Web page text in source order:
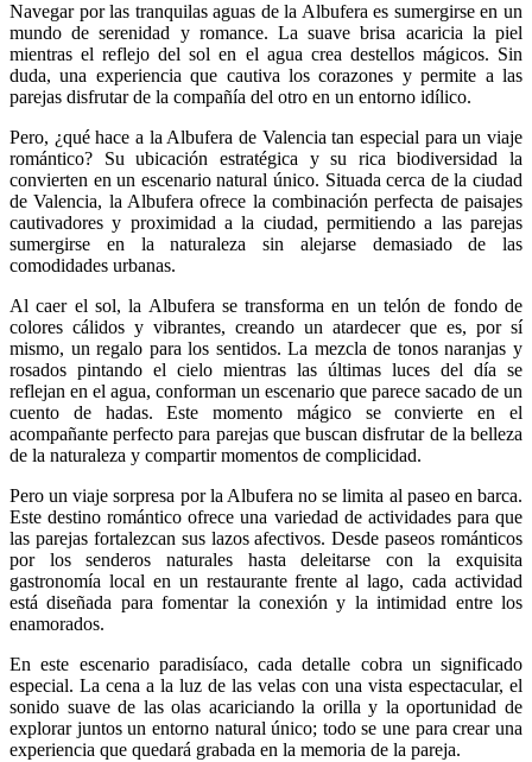
Navegar por las tranquilas aguas de la Albufera es sumergirse en un
mundo de serenidad y romance. La suave brisa acaricia la piel
mientras el reflejo del sol en el agua crea destellos mágicos. Sin
duda, una experiencia que cautiva los corazones y permite a las
parejas disfrutar de la compañía del otro en un entorno idílico.
Pero, ¿qué hace a la Albufera de Valencia tan especial para un viaje
romántico? Su ubicación estratégica y su rica biodiversidad la
convierten en un escenario natural único. Situada cerca de la ciudad
de Valencia, la Albufera ofrece la combinación perfecta de paisajes
cautivadores y proximidad a la ciudad, permitiendo a las parejas
sumergirse en la naturaleza sin alejarse demasiado de las
comodidades urbanas.
Al caer el sol, la Albufera se transforma en un telón de fondo de
colores cálidos y vibrantes, creando un atardecer que es, por sí
mismo, un regalo para los sentidos. La mezcla de tonos naranjas y
rosados pintando el cielo mientras las últimas luces del día se
reflejan en el agua, conforman un escenario que parece sacado de un
cuento de hadas. Este momento mágico se convierte en el
acompañante perfecto para parejas que buscan disfrutar de la belleza
de la naturaleza y compartir momentos de complicidad.
Pero un viaje sorpresa por la Albufera no se limita al paseo en barca.
Este destino romántico ofrece una variedad de actividades para que
las parejas fortalezcan sus lazos afectivos. Desde paseos románticos
por los senderos naturales hasta deleitarse con la exquisita
gastronomía local en un restaurante frente al lago, cada actividad
está diseñada para fomentar la conexión y la intimidad entre los
enamorados.
En este escenario paradisíaco, cada detalle cobra un significado
especial. La cena a la luz de las velas con una vista espectacular, el
sonido suave de las olas acariciando la orilla y la oportunidad de
explorar juntos un entorno natural único; todo se une para crear una
experiencia que quedará grabada en la memoria de la pareja.